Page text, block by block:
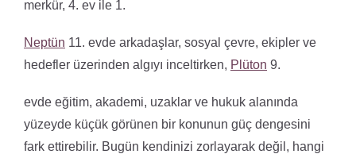
merkür, 4. ev ile 1.
Neptün 11. evde arkadaşlar, sosyal çevre, ekipler ve
hedefler üzerinden algıyı inceltirken, Plüton 9.
evde eğitim, akademi, uzaklar ve hukuk alanında
yüzeyde küçük görünen bir konunun güç dengesini
fark ettirebilir. Bugün kendinizi zorlayarak değil, hangi